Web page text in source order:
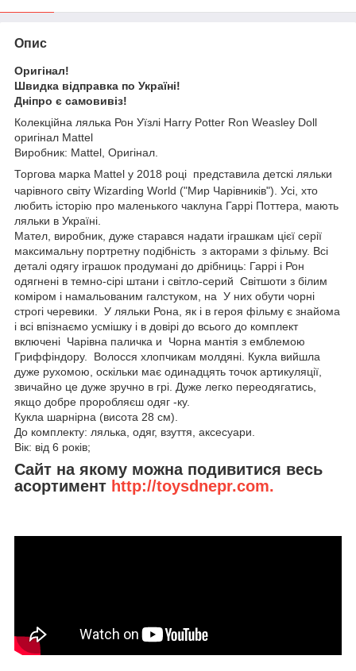
Опис
Оригінал!
Швидка відправка по Україні!
Дніпро є самовивіз!
Колекційна лялька Рон Уїзлі Harry Potter Ron Weasley Doll
оригінал Mattel
Виробник: Mattel, Оригінал.
Торгова марка Mattel у 2018 році представила детскі ляльки
чарівного світу Wizarding World ("Мир Чарівників"). Усі, хто
любить історію про маленького чаклуна Гаррі Поттера, мають
ляльки в Україні.
Мател, виробник, дуже старався надати іграшкам цієї серії
максимальну портретну подібність з акторами з фільму. Всі
деталі одягу іграшок продумані до дрібниць: Гаррі і Рон
одягнені в темно-сірі штани і світло-серий Світшоти з білим
коміром і намальованим галстуком, на У них обути чорні
строгі черевики. У ляльки Рона, як і в героя фільму є знайома
і всі впізнаємо усмішку і в довірі до всього до комплект
включені Чарівна паличка и Чорна мантія з емблемою
Гриффіндору. Волосся хлопчикам молдяні. Кукла вийшла
дуже рухомою, оскільки має одинадцять точок артикуляції,
звичайно це дуже зручно в грі. Дуже легко переодягатись,
якщо добре проробляєш одяг -ку.
Кукла шарнірна (висота 28 см).
До комплекту: лялька, одяг, взуття, аксесуари.
Вік: від 6 років;
Сайт на якому можна подивитися весь
асортимент http://toysdnepr.com.